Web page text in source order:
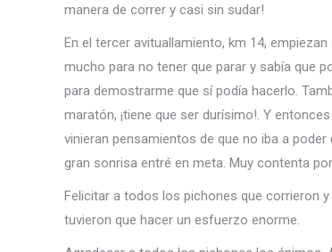
manera de correr y casi sin sudar!
En el tercer avituallamiento, km 14,
mucho para no tener que parar y sabía que
para demostrarme que sí podía hacerlo.
maratón, ¡tiene que ser durísimo!. Y
vinieran pensamientos de que no iba a
gran sonrisa entré en meta. Muy contenta
Felicitar a todos los pichones que corrieron
tuvieron que hacer un esfuerzo enorme.